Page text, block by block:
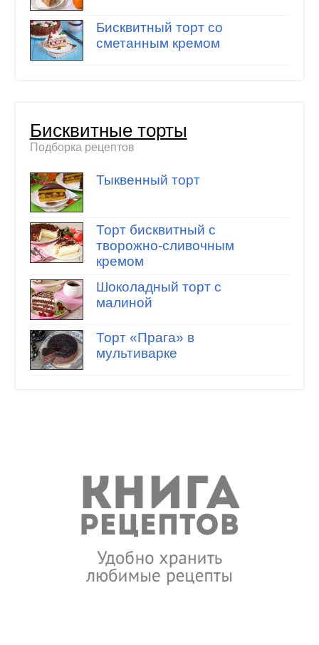
Бисквитный торт со
сметанным кремом
Бисквитные торты
Подборка рецептов
Тыквенный торт
Торт бисквитный с
творожно-сливочным
кремом
Шоколадный торт с
малиной
Торт «Прага» в
мультиварке